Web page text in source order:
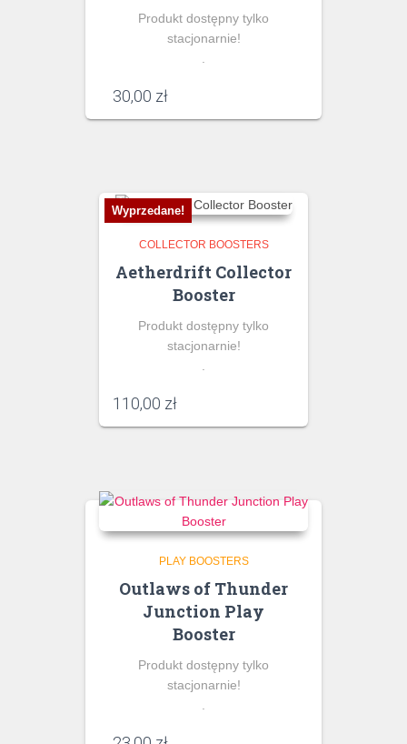
Produkt dostępny tylko
stacjonarnie!
.
30,00 zł
Wyprzedane!
COLLECTOR BOOSTERS
Aetherdrift Collector
Booster
Produkt dostępny tylko
stacjonarnie!
110,00 zł
PLAY BOOSTERS
Outlaws of Thunder
Junction Play
Booster
Produkt dostępny tylko
stacjonarnie!